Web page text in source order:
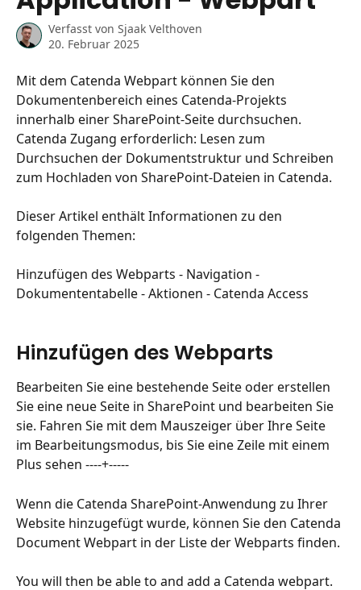
Verfasst von Sjaak Velthoven
20. Februar 2025
Mit dem Catenda Webpart können Sie den
Dokumentenbereich eines Catenda-Projekts
innerhalb einer SharePoint-Seite durchsuchen.
Catenda Zugang erforderlich: Lesen zum
Durchsuchen der Dokumentstruktur und Schreiben
zum Hochladen von SharePoint-Dateien in Catenda.
Dieser Artikel enthält Informationen zu den
folgenden Themen:
Hinzufügen des Webparts - Navigation -
Dokumententabelle - Aktionen - Catenda Access
Hinzufügen des Webparts
Bearbeiten Sie eine bestehende Seite oder erstellen
Sie eine neue Seite in SharePoint und bearbeiten Sie
sie. Fahren Sie mit dem Mauszeiger über Ihre Seite
im Bearbeitungsmodus, bis Sie eine Zeile mit einem
Plus sehen ----+-----
Wenn die Catenda SharePoint-Anwendung zu Ihrer
Website hinzugefügt wurde, können Sie den Catenda
Document Webpart in der Liste der Webparts finden.
You will then be able to and add a Catenda webpart.